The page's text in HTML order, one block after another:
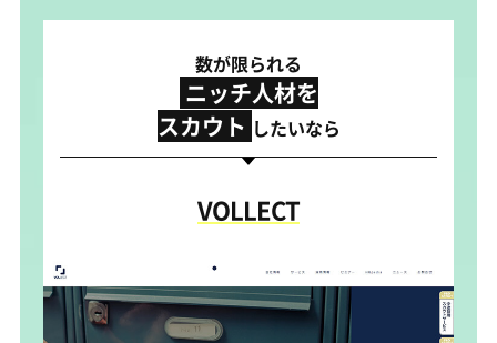
数が限られる
ニッチ人材を
スカウト したいなら
VOLLECT